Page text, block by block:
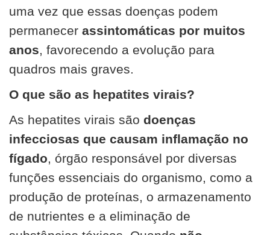
uma vez que essas doenças podem
permanecer assintomáticas por muitos
anos, favorecendo a evolução para
quadros mais graves.
O que são as hepatites virais?
As hepatites virais são doenças
infecciosas que causam inflamação no
fígado, órgão responsável por diversas
funções essenciais do organismo, como a
produção de proteínas, o armazenamento
de nutrientes e a eliminação de